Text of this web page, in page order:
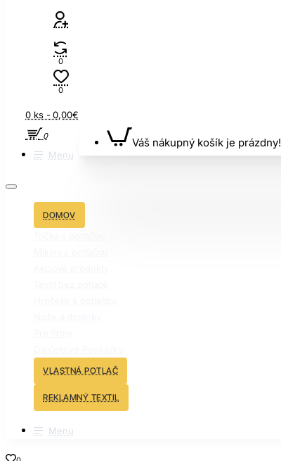
0
0
0 ks - 0,00€
0 Váš nákupný košík je prázdny!
Menu
DOMOV
VLASTNÁ POTLAČ
REKLAMNÝ TEXTIL
Menu